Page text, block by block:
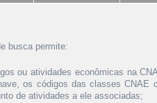
busca permite:
ou atividades econômicas na
os códigos das classes
de atividades a ele associadas;